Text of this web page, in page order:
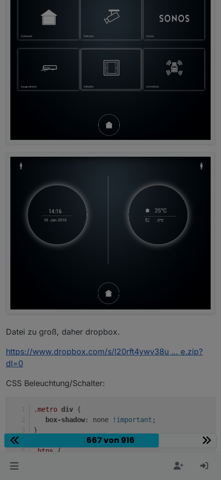
Datei zu groß, daher dropbox.
https://www.dropbox.com/s/l20rft4ywv38u … e.zip?
dl=0
CSS Beleuchtung/Schalter:
.metro div {
box-shadow: none !important ;
}
.btns {
667 von 916